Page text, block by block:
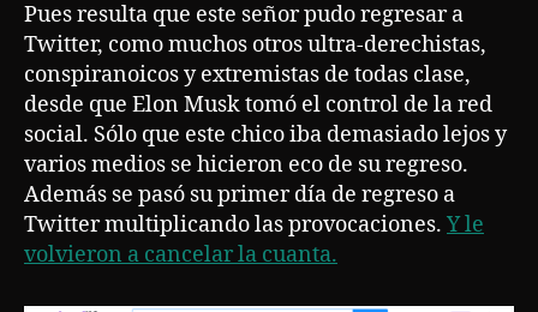
Pues resulta que este señor pudo regresar a
Twitter, como muchos otros ultra-derechistas,
conspiranoicos y extremistas de todas clase,
desde que Elon Musk tomó el control de la red
social. Sólo que este chico iba demasiado lejos y
varios medios se hicieron eco de su regreso.
Además se pasó su primer día de regreso a
Twitter multiplicando las provocaciones. Y le
volvieron a cancelar la cuanta.